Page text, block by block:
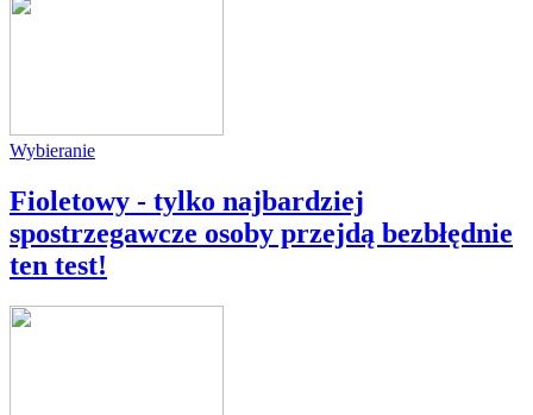
Wybieranie
Fioletowy - tylko najbardziej
spostrzegawcze osoby przejdą bezbłędnie
ten test!